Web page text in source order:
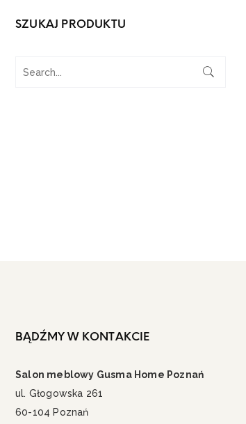
SZUKAJ PRODUKTU
BĄDŹMY W KONTAKCIE
Salon meblowy Gusma Home Poznań
ul. Głogowska 261
60-104 Poznań